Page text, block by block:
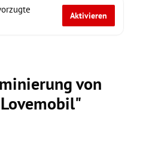
Aktivieren
von